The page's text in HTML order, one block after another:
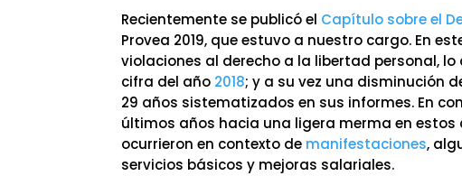
Recientemente se publicó el Capítulo sobre el
Provea 2019, que estuvo a nuestro cargo. En
violaciones al derecho a la libertad personal,
cifra del año 2018; y a su vez una disminución
29 años sistematizados en sus informes. En
últimos años hacia una ligera merma en
ocurrieron en contexto de manifestaciones,
servicios básicos y mejoras salariales.